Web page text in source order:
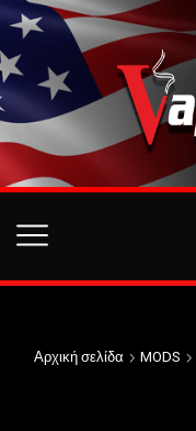
Αρχική σελίδα MODS